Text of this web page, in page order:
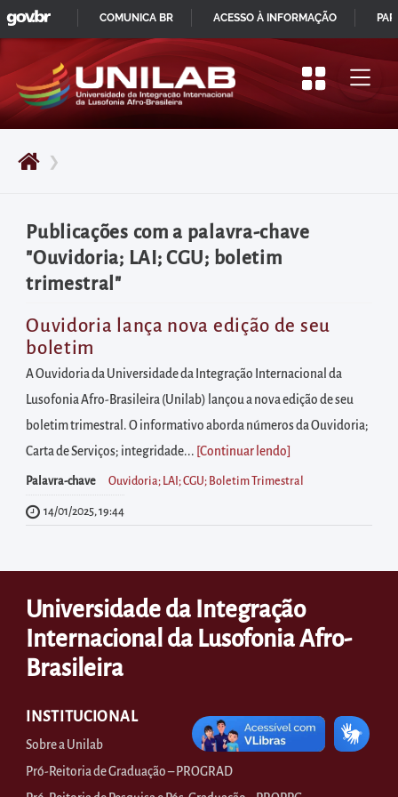
Pular
para
início
do
principal
Acessar
diretamente
o
menu
principal
Acessar
diretamente
à
área
para
realizar
buscas
diretamente
as
informações
no
❯
Publicações com a palavra-chave
"Ouvidoria; LAI; CGU; boletim
trimestral"
Ouvidoria lança nova edição de seu
boletim
A Ouvidoria da Universidade da Integração Internacional da
Lusofonia Afro-Brasileira (Unilab) lançou a nova edição de seu
boletim trimestral. O informativo aborda números da Ouvidoria;
Carta de Serviços; integridade... [Continuar lendo
Palavra-chave Ouvidoria; LAI; CGU; Boletim Trimestral
14/01/2025, 19:44
Universidade da Integração
Internacional da Lusofonia Afro-
Brasileira
INSTITUCIONAL
Sobre a Unilab
Pró-Reitoria de Graduação – PROGRAD
IR
PARA
CONTEÚDO
GOVBR
COMUNICA BR ACESSO À INFORMAÇÃO